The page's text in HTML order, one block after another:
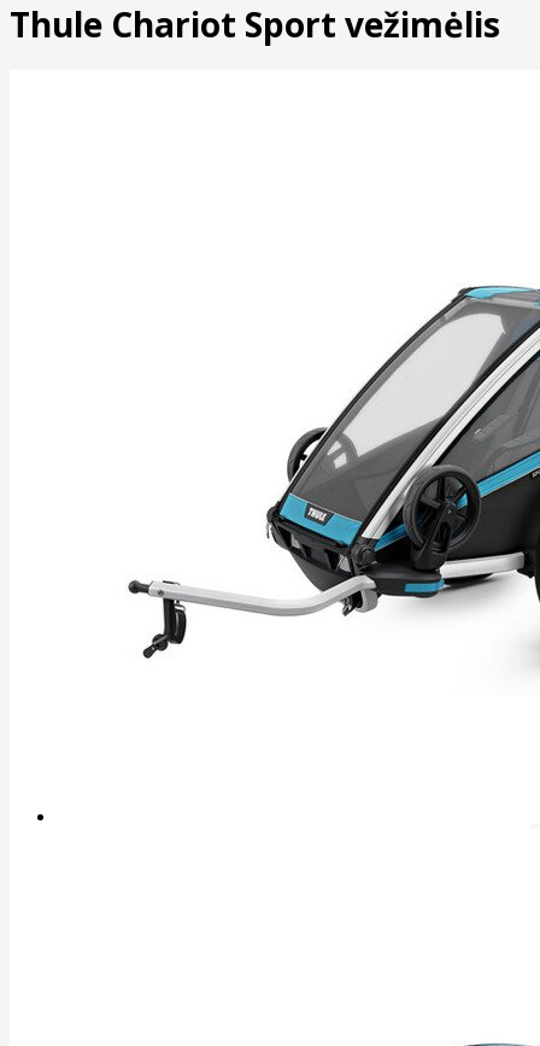
Thule Chariot Sport vežimėlis